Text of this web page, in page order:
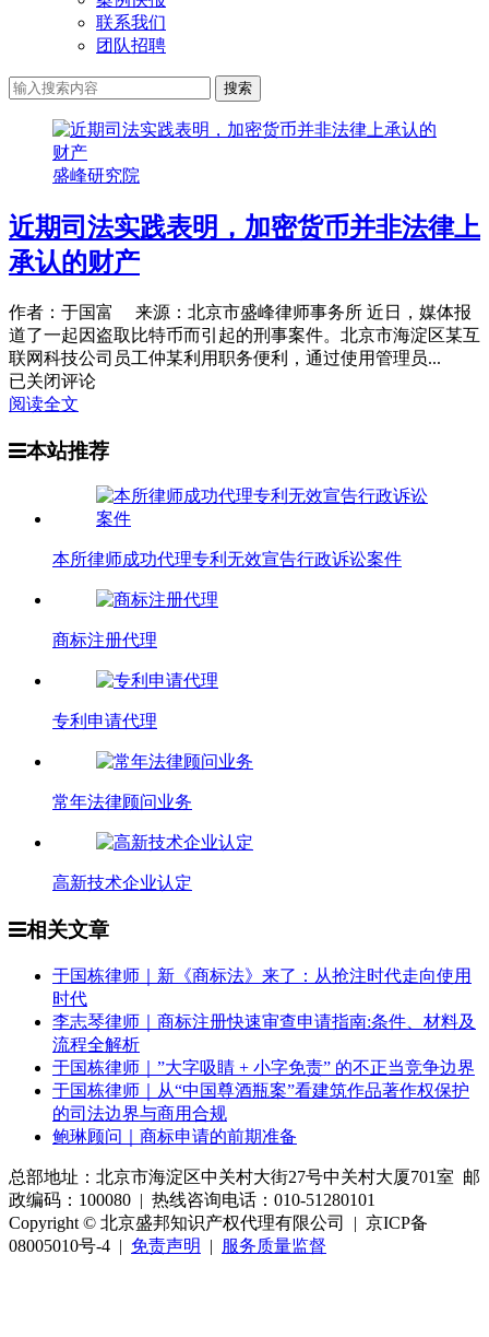
联系我们
团队招聘
搜索
盛峰研究院
近期司法实践表明，加密货币并非法律上
承认的财产
作者：于国富 来源：北京市盛峰律师事务所 近日，媒体报
道了一起因盗取比特币而引起的刑事案件。北京市海淀区某互
联网科技公司员工仲某利用职务便利，通过使用管理员...
近
期
法
已关闭评论
阅读全文
本站推荐
本所律师成功代理专利无效宣告行政诉讼案件
商标注册代理
专利申请代理
常年法律顾问业务
高新技术企业认定
相关文章
于国栋律师｜新《商标法》来了：从抢注时代走向使用
时代
李志琴律师｜商标注册快速审查申请指南:条件、材料及
流程全解析
于国栋律师｜”大字吸睛 + 小字免责” 的不正当竞争边界
于国栋律师｜从“中国尊酒瓶案”看建筑作品著作权保护
的司法边界与商用合规
鲍琳顾问｜商标申请的前期准备
总部地址：北京市海淀区中关村大街27号中关村大厦701室 邮
政编码：100080 | 热线咨询电话：010-51280101
Copyright © 北京盛邦知识产权代理有限公司 | 京ICP备
08005010号-4 | 免责声明 | 服务质量监督